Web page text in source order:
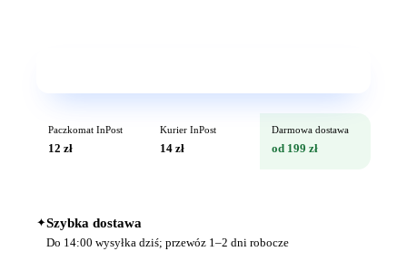
Paczkomat InPost
12 zł
Kurier InPost
14 zł
Darmowa dostawa
od 199 zł
✦Szybka dostawa
Do 14:00 wysyłka dziś; przewóz 1–2 dni robocze